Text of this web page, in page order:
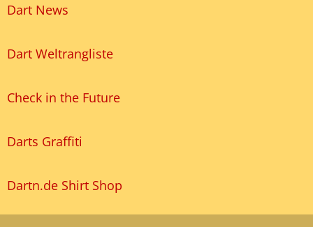
Dart News
Dart Weltrangliste
Check in the Future
Darts Graffiti
Dartn.de Shirt Shop